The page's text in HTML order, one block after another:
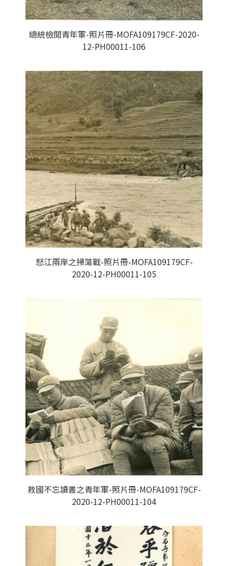
總統檢閱青年軍-照片冊-MOFA109179CF-2020-
12-PH00011-106
怒江兩岸之掃蕩戰-照片冊-MOFA109179CF-
2020-12-PH00011-105
救國不忘讀書之青年軍-照片冊-MOFA109179CF-
2020-12-PH00011-104